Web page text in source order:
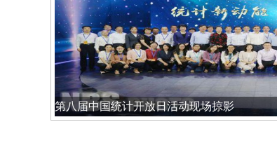
第八届中国统计开放日活动现场掠影